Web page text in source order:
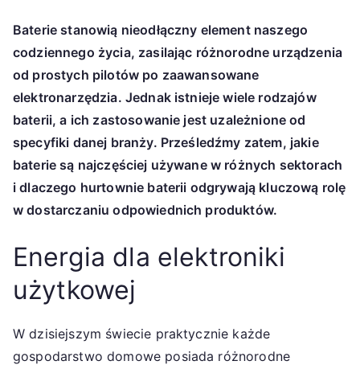
Baterie stanowią nieodłączny element naszego
codziennego życia, zasilając różnorodne urządzenia
od prostych pilotów po zaawansowane
elektronarzędzia. Jednak istnieje wiele rodzajów
baterii, a ich zastosowanie jest uzależnione od
specyfiki danej branży. Prześledźmy zatem, jakie
baterie są najczęściej używane w różnych sektorach
i dlaczego hurtownie baterii odgrywają kluczową rolę
w dostarczaniu odpowiednich produktów.
Energia dla elektroniki
użytkowej
W dzisiejszym świecie praktycznie każde
gospodarstwo domowe posiada różnorodne